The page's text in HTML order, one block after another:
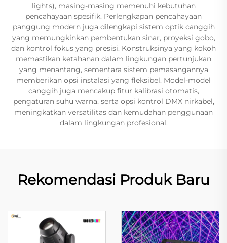
lights), masing-masing memenuhi kebutuhan
pencahayaan spesifik. Perlengkapan pencahayaan
panggung modern juga dilengkapi sistem optik canggih
yang memungkinkan pembentukan sinar, proyeksi gobo,
dan kontrol fokus yang presisi. Konstruksinya yang kokoh
memastikan ketahanan dalam lingkungan pertunjukan
yang menantang, sementara sistem pemasangannya
memberikan opsi instalasi yang fleksibel. Model-model
canggih juga mencakup fitur kalibrasi otomatis,
pengaturan suhu warna, serta opsi kontrol DMX nirkabel,
meningkatkan versatilitas dan kemudahan penggunaan
dalam lingkungan profesional.
Rekomendasi Produk Baru